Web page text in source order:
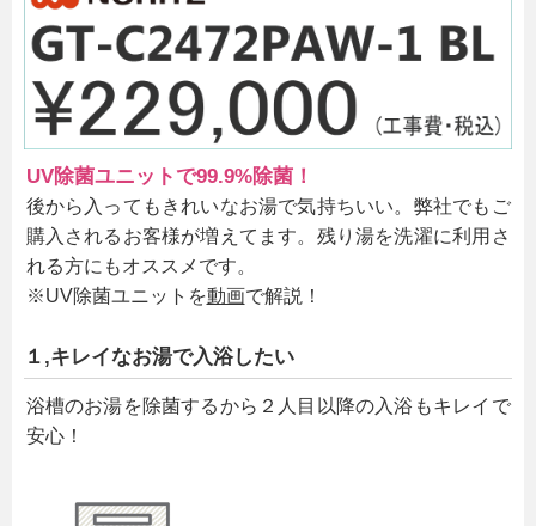
UV除菌ユニットで99.9%除菌！
後から入ってもきれいなお湯で気持ちいい。 弊社でもご
購入されるお客様が増えてます。残り湯を洗濯に利用さ
れる方にもオススメです。
※UV除菌ユニットを動画で解説！
１,キレイなお湯で入浴したい
浴槽のお湯を除菌するから２人目以降の入浴もキレイで
安心！